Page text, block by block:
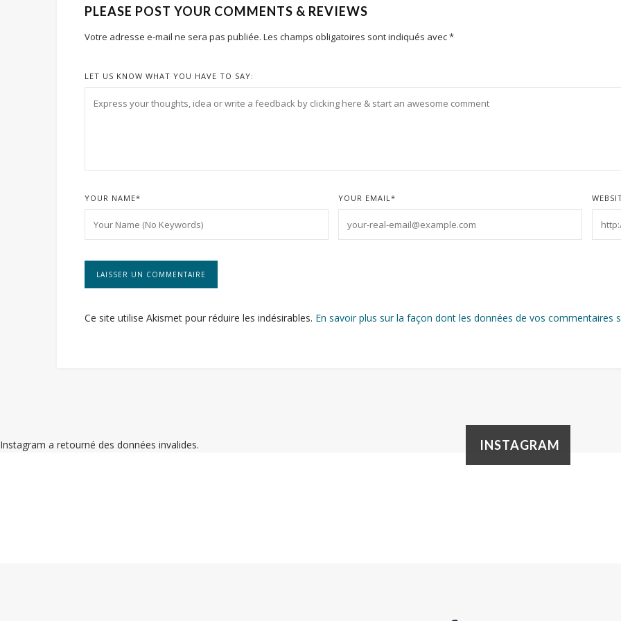
PLEASE POST YOUR COMMENTS & REVIEWS
Votre adresse e-mail ne sera pas publiée. Les champs obligatoires sont indiqués avec*
LET US KNOW WHAT YOU HAVE TO SAY:
YOUR NAME* YOUR EMAIL*
Ce site utilise Akismet pour réduire les indésirables. En savoir plus sur la façon dont les données de vos commentaires
INSTAGRAM
Instagram a retourné des données invalides.